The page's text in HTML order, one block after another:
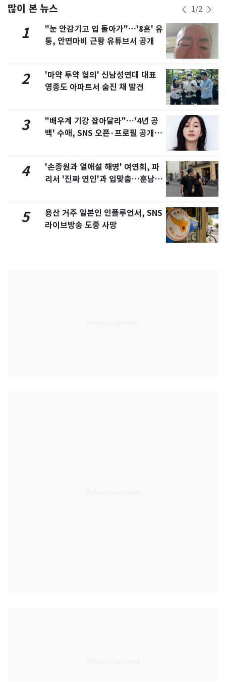
많이 본 뉴스 1/2
1
"눈 안감기고 입 돌아가"…'8혼' 유
퉁, 안면마비 근황 유튜브서 공개
2
'마약 투약 혐의' 신남성연대 대표
영종도 아파트서 숨진 채 발견
3
"배우계 기강 잡아달라"…'4년 공
백' 수애, SNS 오픈·프로필 공개
4
'손종원과 열애설 해명' 여연희, 파
리서 '진짜 연인'과 입맞춤…훈남이
5
용산 거주 일본인 인플루언서, SNS
라이브방송 도중 사망